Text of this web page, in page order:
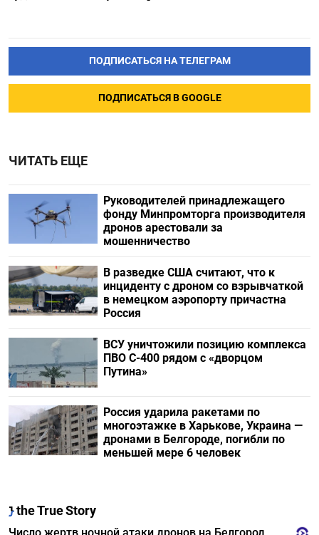
ПОДПИСАТЬСЯ НА ТЕЛЕГРАМ
ПОДПИСАТЬСЯ В GOOGLE
ЧИТАТЬ ЕЩЕ
Руководителей принадлежащего
фонду Минпромторга производителя
дронов арестовали за
мошенничество
В разведке США считают, что к
инциденту с дроном со взрывчаткой
в немецком аэропорту причастна
Россия
ВСУ уничтожили позицию комплекса
ПВО С-400 рядом с «дворцом
Путина»
Россия ударила ракетами по
многоэтажке в Харькове, Украина —
дронами в Белгороде, погибли по
меньшей мере 6 человек